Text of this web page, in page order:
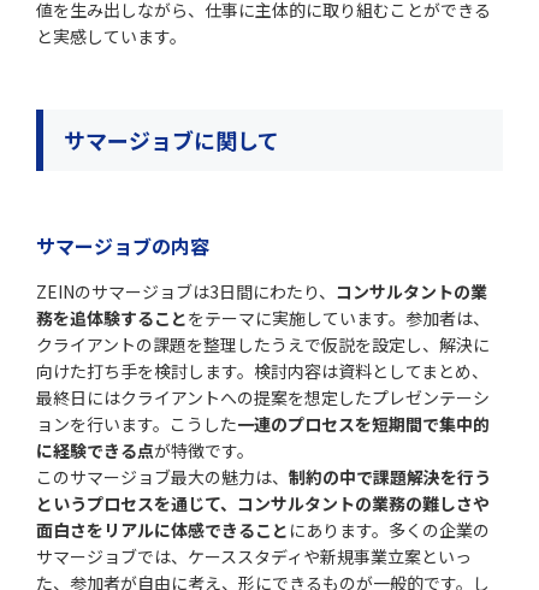
値を生み出しながら、仕事に主体的に取り組むことができる
と実感しています。
サマージョブに関して
サマージョブの内容
ZEINのサマージョブは3日間にわたり、 コンサルタントの業
務を追体験することをテーマに実施しています。参加者は、
クライアントの課題を整理したうえで仮説を設定し、解決に
向けた打ち手を検討します。検討内容は資料としてまとめ、
最終日にはクライアントへの提案を想定したプレゼンテーシ
ョンを行います。こうした一連のプロセスを短期間で集中的
に経験できる点が特徴です。
このサマージョブ最大の魅力は、 制約の中で課題解決を行う
というプロセスを通じて、コンサルタントの業務の難しさや
面白さをリアルに体感できること にあります。多くの企業の
サマージョブでは、ケーススタディや新規事業立案といっ
た、参加者が自由に考え、形にできるものが一般的です。し